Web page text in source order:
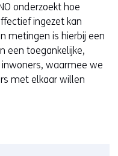
e
n
t
i
n
n
onderzoekt hoe
ingezet kan
metingen is hierbij een
een toegankelijke,
waarmee we
met elkaar willen